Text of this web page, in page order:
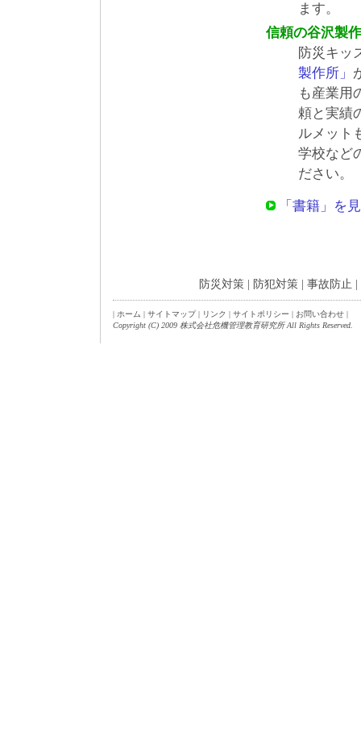
ます。
信頼の谷沢製
防災キッ
製作所」
も産業用
頼と実績
ルメット
学校など
ださい。
「書籍」を
防災対策 防犯対策 事故防止
| ホーム | サイトマップ| リンク | サイトポリシー | お問い合わせ |
Copyright (C) 2009 株式会社危機管理教育研究所 All Rights Reserved.